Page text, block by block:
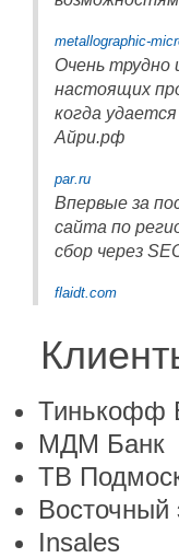
metallographic-
Очень трудно
настоящих
когда
Айри.рф
par.ru
Впервые за
сайта по
сбор через
flaidt.com
Тинькофф
МДМ Банк
ТВ
Восточный
Insales